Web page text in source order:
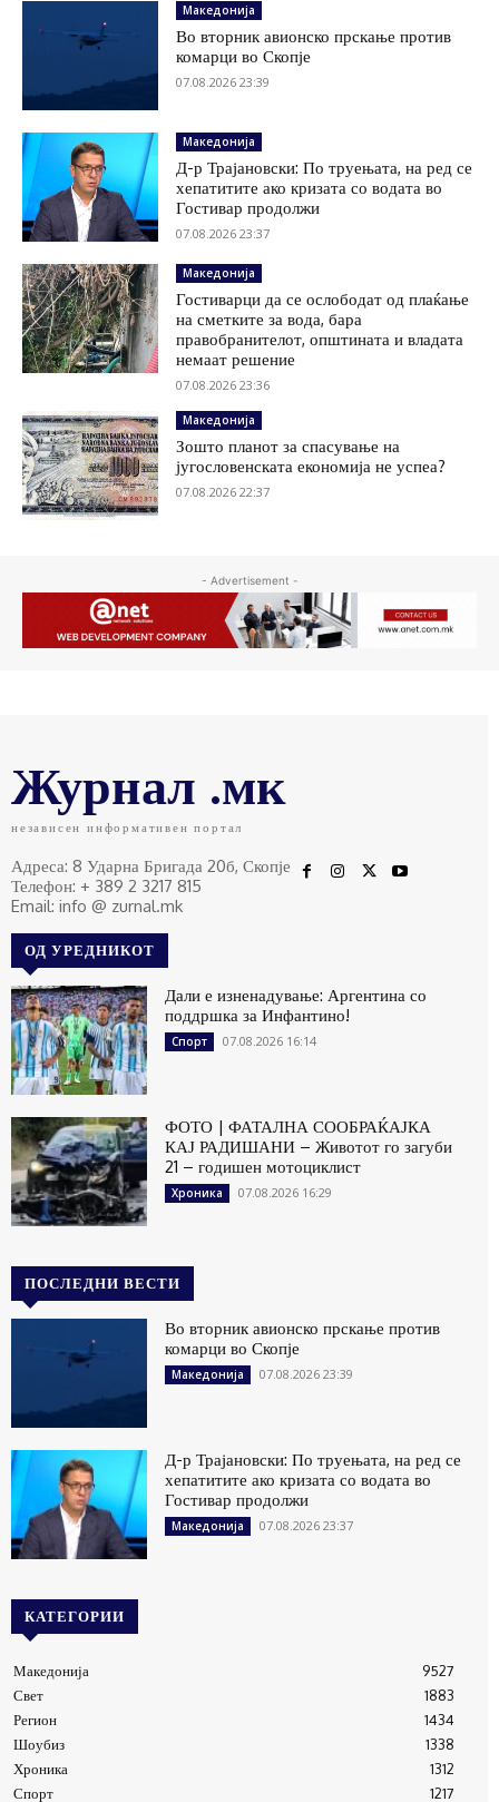
Македонија
Во вторник авионско прскање против
комарци во Скопје
07.08.2026 23:39
Македонија
Д-р Трајановски: По труењата, на ред се
хепатитите ако кризата со водата во
Гостивар продолжи
07.08.2026 23:37
Македонија
Гостиварци да се ослободат од плаќање
на сметките за вода, бара
правобранителот, општината и владата
немаат решение
07.08.2026 23:36
Македонија
Зошто планот за спасување на
југословенската економија не успеа?
07.08.2026 22:37
- Advertisement -
Журнал .мк
независен информативен портал
Адреса: 8 Ударна Бригада 20б, Скопје
Телефон: + 389 2 3217 815
Email: info @ zurnal.mk
ОД УРЕДНИКОТ
Дали е изненадување: Аргентина со
поддршка за Инфантино!
Спорт 07.08.2026 16:14
ФОТО | ФАТАЛНА СООБРАЌАЈКА
КАЈ РАДИШАНИ – Животот го загуби
21 – годишен мотоциклист
Хроника 07.08.2026 16:29
ПОСЛЕДНИ ВЕСТИ
Во вторник авионско прскање против
комарци во Скопје
Македонија 07.08.2026 23:39
Д-р Трајановски: По труењата, на ред се
хепатитите ако кризата со водата во
Гостивар продолжи
Македонија 07.08.2026 23:37
КАТЕГОРИИ
Македонија
9527
Свет
1883
Регион
1434
Шоубиз
1338
Хроника
1312
Спорт
1217